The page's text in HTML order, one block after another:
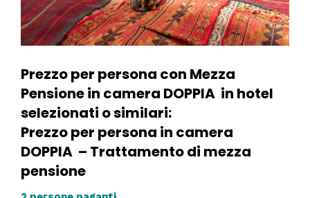
Prezzo per persona con Mezza
Pensione in camera DOPPIA in hotel
selezionati o similari:
Prezzo per persona in camera
DOPPIA – Trattamento di mezza
pensione